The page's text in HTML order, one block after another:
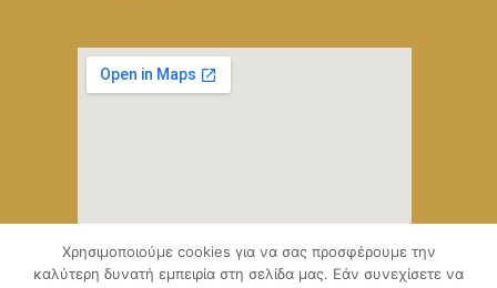
Χρησιμοποιούμε cookies για να σας προσφέρουμε την
καλύτερη δυνατή εμπειρία στη σελίδα μας. Εάν συνεχίσετε να